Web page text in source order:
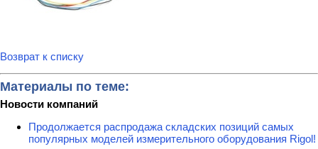
Возврат к списку
Материалы по теме:
Новости компаний
Продолжается распродажа складских позиций самых
популярных моделей измерительного оборудования Rigol!